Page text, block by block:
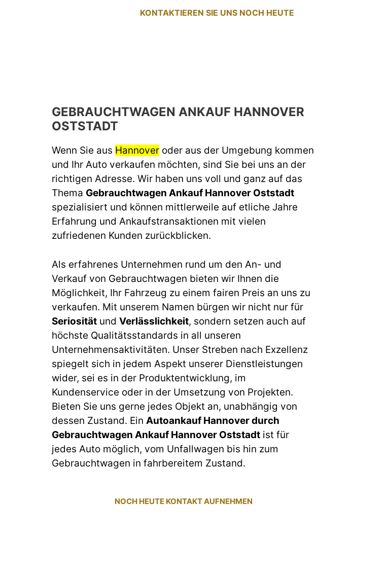
KONTAKTIEREN SIE UNS NOCH HEUTE
GEBRAUCHTWAGEN ANKAUF HANNOVER
OSTSTADT
Wenn Sie aus Hannover oder aus der Umgebung kommen
und Ihr Auto verkaufen möchten, sind Sie bei uns an der
richtigen Adresse. Wir haben uns voll und ganz auf das
Thema Gebrauchtwagen Ankauf Hannover Oststadt
spezialisiert und können mittlerweile auf etliche Jahre
Erfahrung und Ankaufstransaktionen mit vielen
zufriedenen Kunden zurückblicken.
Als erfahrenes Unternehmen rund um den An- und
Verkauf von Gebrauchtwagen bieten wir Ihnen die
Möglichkeit, Ihr Fahrzeug zu einem fairen Preis an uns zu
verkaufen. Mit unserem Namen bürgen wir nicht nur für
Seriosität und Verlässlichkeit, sondern setzen auch auf
höchste Qualitätsstandards in all unseren
Unternehmensaktivitäten. Unser Streben nach Exzellenz
spiegelt sich in jedem Aspekt unserer Dienstleistungen
wider, sei es in der Produktentwicklung, im
Kundenservice oder in der Umsetzung von Projekten.
Bieten Sie uns gerne jedes Objekt an, unabhängig von
dessen Zustand. Ein Autoankauf Hannover durch
Gebrauchtwagen Ankauf Hannover Oststadt ist für
jedes Auto möglich, vom Unfallwagen bis hin zum
Gebrauchtwagen in fahrbereitem Zustand.
NOCH HEUTE KONTAKT AUFNEHMEN